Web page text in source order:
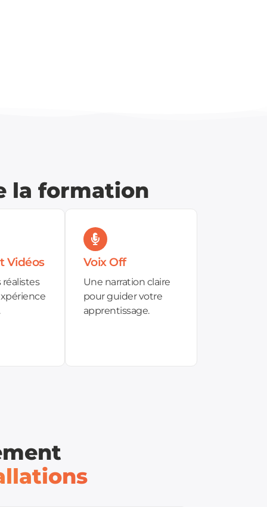
la formation
Vidéos
réalistes
Voix Off
Une narration claire
pour guider votre
apprentissage.